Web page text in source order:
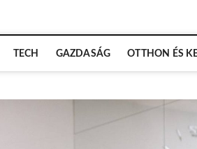
TECH GAZDASÁG OTTHON ÉS